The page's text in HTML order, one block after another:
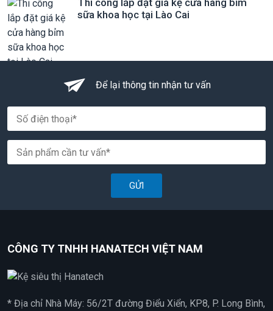
Thi công lắp đặt giá kệ cửa hàng bỉm
sữa khoa học tại Lào Cai
Để lại thông tin nhận tư vấn
GỬI
CÔNG TY TNHH HANATECH VIỆT NAM
* Địa chỉ Nhà Máy: 56/2T đường Điểu Xiển, KP8, P. Long Bình,